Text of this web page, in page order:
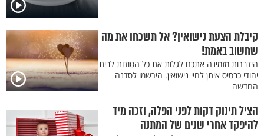
קיבלת הצעת נישואין? אל תשכחו את מה
שחשוב באמת!
הידברות מזמינה אתכם לגלות את כל הסודות לבית
יהודי כבסיס איתן לחיי נישואין. הירשמו לסדנה
החדשה
הציל תינוק דקות לפני הפלה, וזכה מיד
להיפקד אחרי שנים של המתנה